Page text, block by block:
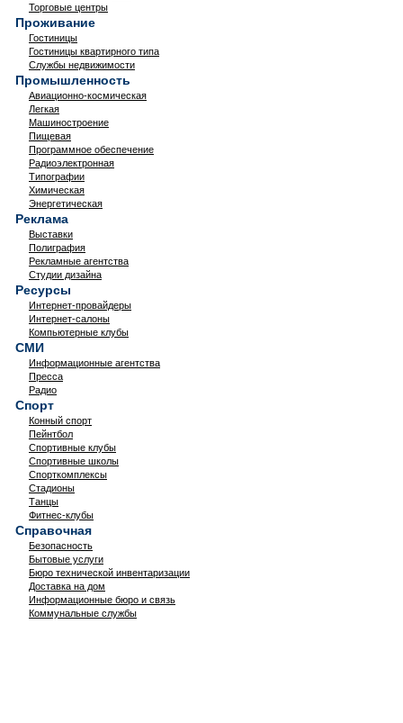
Торговые центры
Проживание
Гостиницы
Гостиницы квартирного типа
Службы недвижимости
Промышленность
Авиационно-космическая
Легкая
Машиностроение
Пищевая
Программное обеспечение
Радиоэлектронная
Типографии
Химическая
Энергетическая
Реклама
Выставки
Полиграфия
Рекламные агентства
Студии дизайна
Ресурсы
Интернет-провайдеры
Интернет-салоны
Компьютерные клубы
СМИ
Информационные агентства
Пресса
Радио
Спорт
Конный спорт
Пейнтбол
Спортивные клубы
Спортивные школы
Спорткомплексы
Стадионы
Танцы
Фитнес-клубы
Справочная
Безопасность
Бытовые услуги
Бюро технической инвентаризации
Доставка на дом
Информационные бюро и связь
Коммунальные службы